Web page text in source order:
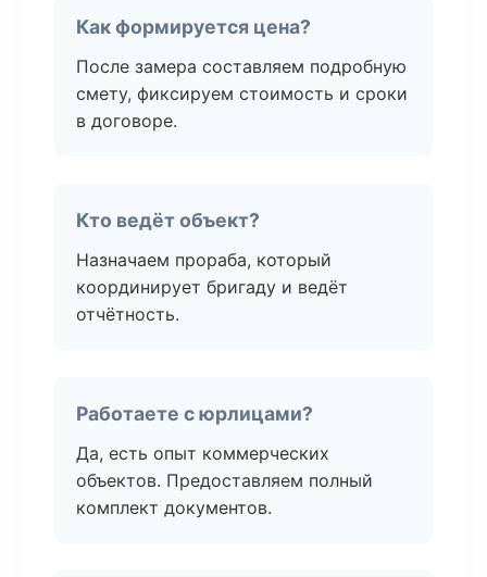
Как формируется цена?
После замера составляем подробную
смету, фиксируем стоимость и сроки
в договоре.
Кто ведёт объект?
Назначаем прораба, который
координирует бригаду и ведёт
отчётность.
Работаете с юрлицами?
Да, есть опыт коммерческих
объектов. Предоставляем полный
комплект документов.